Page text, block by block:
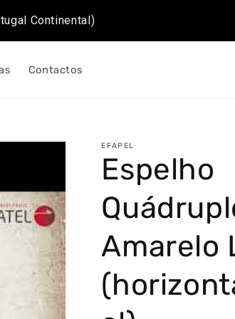
Continental)
Contactos
EFAPEL
Espelho
Amarelo